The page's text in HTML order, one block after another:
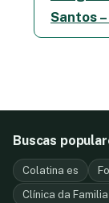
Santos –
Buscas
Colatina es
Clínica da